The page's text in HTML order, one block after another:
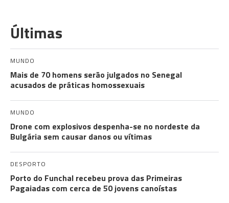
Últimas
MUNDO
Mais de 70 homens serão julgados no Senegal
acusados de práticas homossexuais
MUNDO
Drone com explosivos despenha-se no nordeste da
Bulgária sem causar danos ou vítimas
DESPORTO
Porto do Funchal recebeu prova das Primeiras
Pagaiadas com cerca de 50 jovens canoístas